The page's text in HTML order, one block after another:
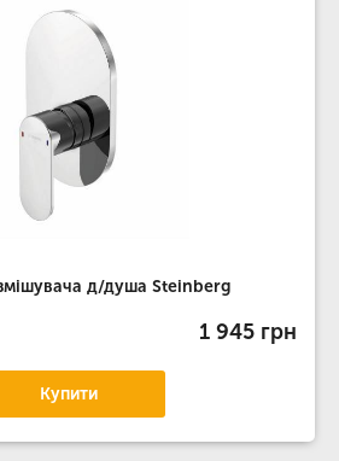
д/душа Steinberg
1 945 грн
Купити